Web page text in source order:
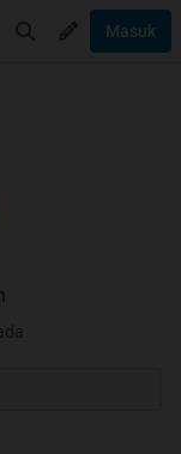
Masuk